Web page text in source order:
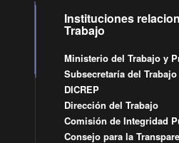
Instituciones
Trabajo
Ministerio del Trabajo y
Subsecretaría del Trabajo
DICREP
Dirección del Trabajo
Comisión de Integridad
Consejo para la